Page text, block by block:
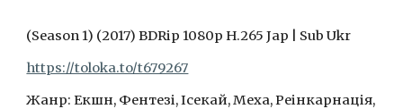
(Season 1) (2017) BDRip 1080p H.265 Jap | Sub Ukr
https://toloka.to/t679267
Жанр: Екшн, Фентезі, Ісекай, Меха, Реінкарнація,